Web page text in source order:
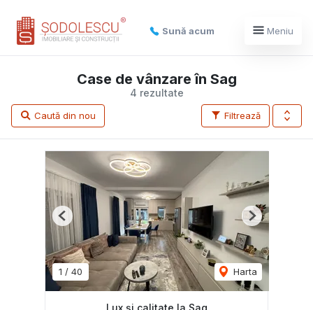
Sună acum Meniu
4 rezultate
Case de vânzare în Sag
Filtrează
Caută din nou
1 / 40 Harta
Previous Next
Lux și calitate la Sag